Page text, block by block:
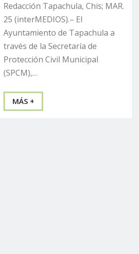
Redacción Tapachula, Chis; MAR.
25 (interMEDIOS).– El
Ayuntamiento de Tapachula a
través de la Secretaría de
Protección Civil Municipal
(SPCM),…
MÁS +